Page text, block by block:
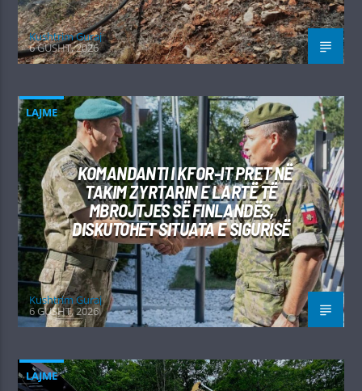
Kushtrim Guraj
6 GUSHT, 2026
LAJME
KOMANDANTI I KFOR-IT PRET NË
TAKIM ZYRTARIN E LARTË TË
MBROJTJES SË FINLANDËS,
DISKUTOHET SITUATA E SIGURISË
Kushtrim Guraj
6 GUSHT, 2026
LAJME